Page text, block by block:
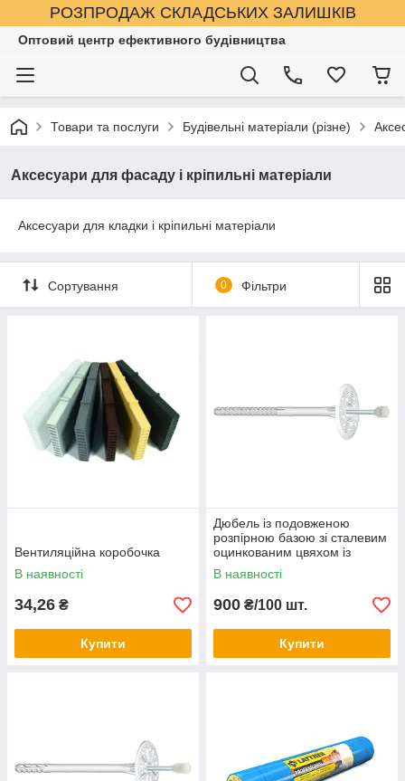
РОЗПРОДАЖ СКЛАДСЬКИХ ЗАЛИШКІВ
Оптовий центр ефективного будівництва
Товари та послуги Будівельні матеріали (різне)
Аксесуари для фасаду і кріпильні матеріали
Аксесуари для кладки і кріпильні матеріали
Сортування 0 Фільтри
Вентиляційна коробочка
В наявності
34,26 ₴
Купити
Дюбель із подовженою
розпірною базою зі сталевим
оцинкованим цвяхом із
термоголовкою LFM 200
В наявності
900 ₴/100 шт.
Купити